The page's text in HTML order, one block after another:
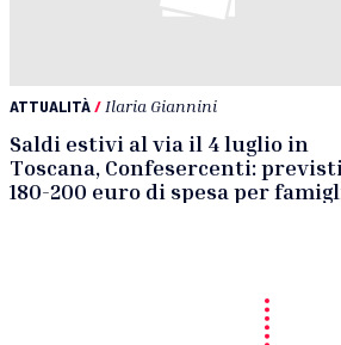
ATTUALITÀ/Ilaria Giannini
Saldi estivi al via il 4 luglio in
Toscana, Confesercenti:
180-200 euro di spesa per